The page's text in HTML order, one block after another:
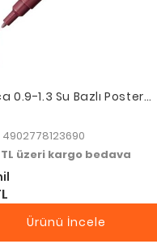
0.9-1.3 Su Bazlı Poster
Wıne Pc-3m
TL üzeri kargo bedava
Ürünü İncele